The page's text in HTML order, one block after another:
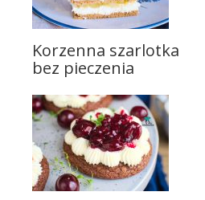
Korzenna szarlotka
bez pieczenia